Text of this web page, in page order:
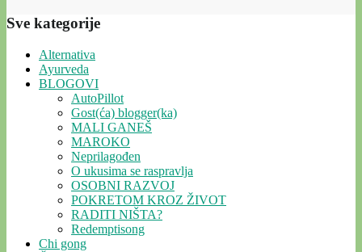
Sve kategorije
Alternativa
Ayurveda
BLOGOVI
AutoPillot
Gost(ća) blogger(ka)
MALI GANEŠ
MAROKO
Neprilagođen
O ukusima se raspravlja
OSOBNI RAZVOJ
POKRETOM KROZ ŽIVOT
RADITI NIŠTA?
Redemptisong
Chi gong